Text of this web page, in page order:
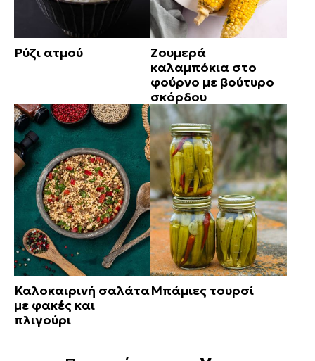
Ρύζι ατμού
Ζουμερά
καλαμπόκια στο
φούρνο με βούτυρο
σκόρδου
Καλοκαιρινή σαλάτα
με φακές και
πλιγούρι
Μπάμιες τουρσί